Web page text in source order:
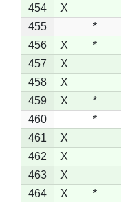
454
X
455
*
456
X *
457
X
458
X
459
X *
460
*
461
X
462
X
463
X
464
X *